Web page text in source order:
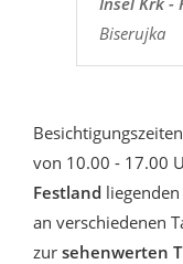
Biserujka
von 10.00 - 17.00
Festland liegenden
an verschiedenen
zur sehenwerten